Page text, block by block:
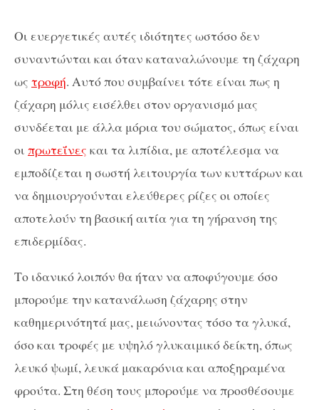
Οι ευεργετικές αυτές ιδιότητες ωστόσο δεν
συναντώνται και όταν καταναλώνουμε τη ζάχαρη
ως τροφή. Αυτό που συμβαίνει τότε είναι πως η
ζάχαρη μόλις εισέλθει στον οργανισμό μας
συνδέεται με άλλα μόρια του σώματος, όπως είναι
οι πρωτεΐνες και τα λιπίδια, με αποτέλεσμα να
εμποδίζεται η σωστή λειτουργία των κυττάρων και
να δημιουργούνται ελεύθερες ρίζες οι οποίες
αποτελούν τη βασική αιτία για τη γήρανση της
επιδερμίδας.
Το ιδανικό λοιπόν θα ήταν να αποφύγουμε όσο
μπορούμε την κατανάλωση ζάχαρης στην
καθημερινότητά μας, μειώνοντας τόσο τα γλυκά,
όσο και τροφές με υψηλό γλυκαιμικό δείκτη, όπως
λευκό ψωμί, λευκά μακαρόνια και αποξηραμένα
φρούτα. Στη θέση τους μπορούμε να προσθέσουμε